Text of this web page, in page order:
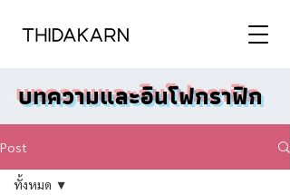
บทความและอินโฟกราฟิก
Post
ทั้งหมด